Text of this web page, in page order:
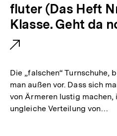
E
x
t
e
r
n
e
r
fluter (Das Heft
Klasse. Geht da
Die „falschen“ Turnschuhe,
man außen vor. Dass sich
von Ärmeren lustig
ungleiche Verteilung von…